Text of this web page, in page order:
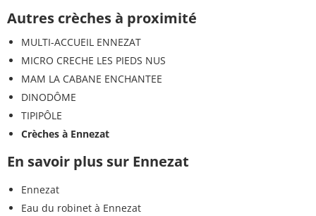
Autres crèches à proximité
MULTI-ACCUEIL ENNEZAT
MICRO CRECHE LES PIEDS NUS
MAM LA CABANE ENCHANTEE
DINODÔME
TIPIPÔLE
Crèches à Ennezat
En savoir plus sur Ennezat
Ennezat
Eau du robinet à Ennezat